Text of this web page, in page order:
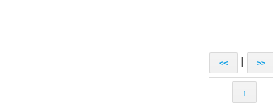
<< >>
↑